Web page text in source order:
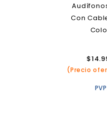
Audífonos
Con
$
(Precio